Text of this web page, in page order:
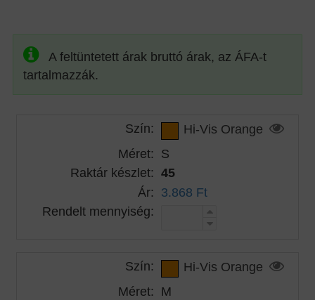
A feltüntetett árak bruttó árak, az ÁFA-t
tartalmazzák.
Szín:
Hi-Vis Orange
Méret: S
Raktár készlet: 45
Ár: 3.868 Ft
Rendelt mennyiség:
Szín:
Hi-Vis Orange
Méret: M